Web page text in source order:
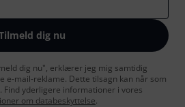
dig nu
dig nu", erklærer jeg mig samtidig
e-mail-reklame. Dette tilsagn kan når som
yderligere informationer i vores
om databeskyttelse.